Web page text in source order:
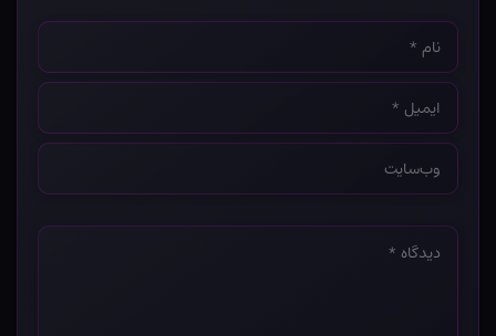
نام
*
ایمیل
*
وب‌سایت
*
دیدگاه